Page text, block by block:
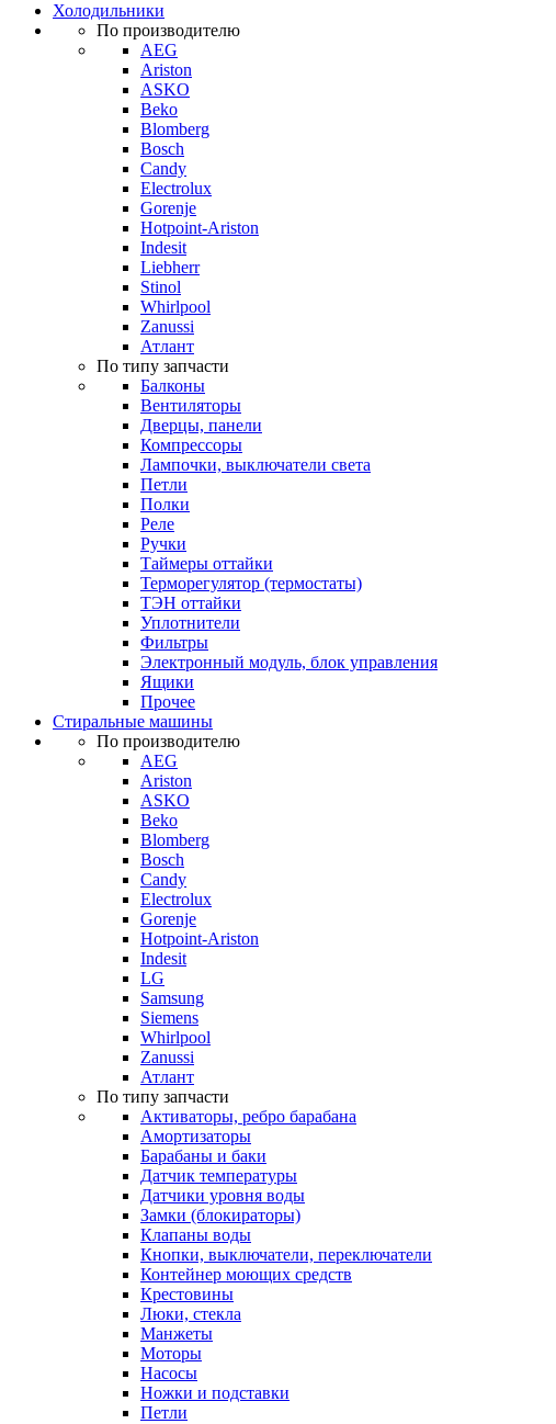
Холодильники
По производителю
AEG
Ariston
ASKO
Beko
Blomberg
Bosch
Candy
Electrolux
Gorenje
Hotpoint-Ariston
Indesit
Liebherr
Stinol
Whirlpool
Zanussi
Атлант
По типу запчасти
Балконы
Вентиляторы
Дверцы, панели
Компрессоры
Лампочки, выключатели света
Петли
Полки
Реле
Ручки
Таймеры оттайки
Терморегулятор (термостаты)
ТЭН оттайки
Уплотнители
Фильтры
Электронный модуль, блок управления
Ящики
Прочее
Стиральные машины
По производителю
AEG
Ariston
ASKO
Beko
Blomberg
Bosch
Candy
Electrolux
Gorenje
Hotpoint-Ariston
Indesit
LG
Samsung
Siemens
Whirlpool
Zanussi
Атлант
По типу запчасти
Активаторы, ребро барабана
Амортизаторы
Барабаны и баки
Датчик температуры
Датчики уровня воды
Замки (блокираторы)
Клапаны воды
Кнопки, выключатели, переключатели
Контейнер моющих средств
Крестовины
Люки, стекла
Манжеты
Моторы
Насосы
Ножки и подставки
Петли